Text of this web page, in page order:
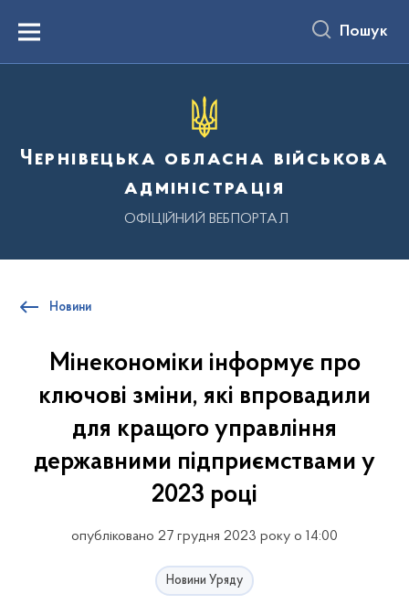
вмістуMenu Пошук
Чернівецька обласна військова
адміністрація
ОФІЦІЙНИЙ ВЕБПОРТАЛ
Новини
Мінекономіки інформує про
ключові зміни, які впровадили
для кращого управління
державними підприємствами у
2023 році
опубліковано 27 грудня 2023 року о 14:00
Новини Уряду